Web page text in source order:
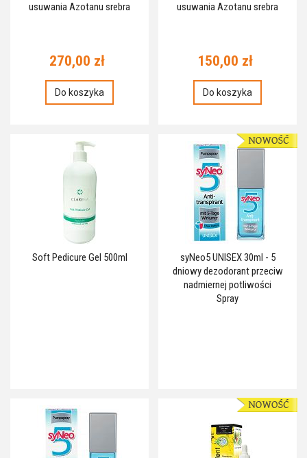
usuwania Azotanu srebra
270,00 zł
Do koszyka
usuwania Azotanu srebra
150,00 zł
Do koszyka
Soft Pedicure Gel 500ml
syNeo5 UNISEX 30ml - 5
dniowy dezodorant przeciw
nadmiernej potliwości
Spray